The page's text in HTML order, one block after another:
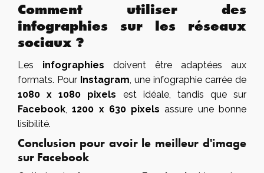
Comment utiliser des
infographies sur les réseaux
sociaux ?
Les infographies doivent être adaptées aux
formats. Pour Instagram, une infographie carrée de
1080 x 1080 pixels est idéale, tandis que sur
Facebook,1200 x 630 pixels assure une bonne
lisibilité.
Conclusion pour avoir le meilleur d'image
sur Facebook